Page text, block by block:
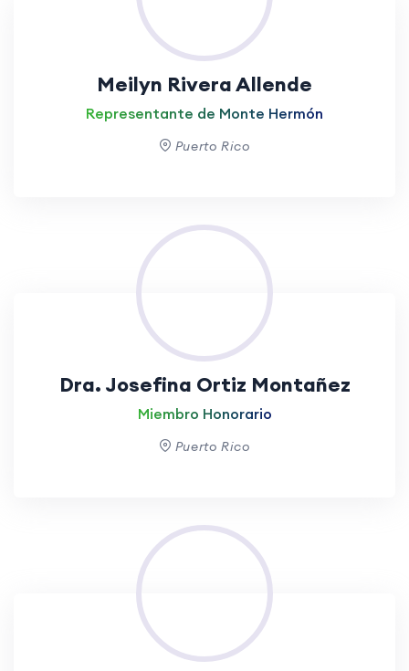
Meilyn Rivera Allende
Representante de Monte Hermón
Puerto Rico
Dra. Josefina Ortiz Montañez
Miembro Honorario
Puerto Rico